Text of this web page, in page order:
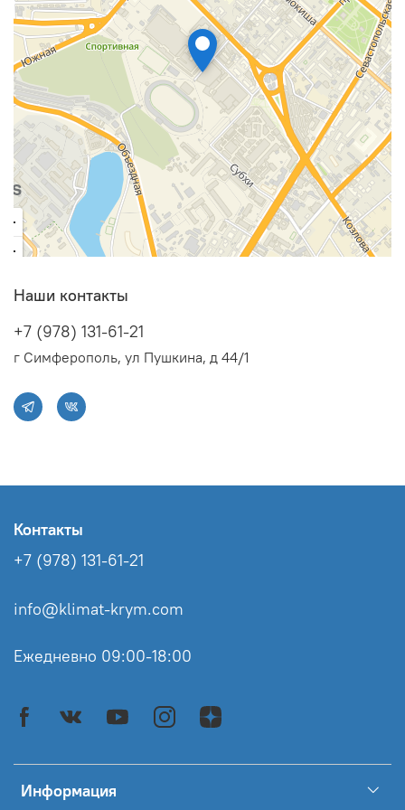
Наши контакты
+7 (978) 131-61-21
г Симферополь, ул Пушкина, д 44/1
Информация
Контакты
+7 (978) 131-61-21
info@klimat-krym.com
Ежедневно 09:00-18:00